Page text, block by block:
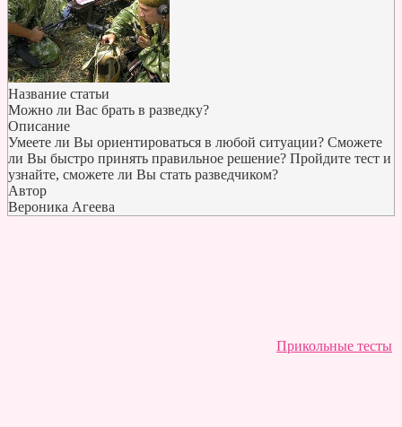
Название статьи
Можно ли Вас брать в разведку?
Описание
Умеете ли Вы ориентироваться в любой ситуации? Сможете
ли Вы быстро принять правильное решение? Пройдите тест и
узнайте, сможете ли Вы стать разведчиком?
Автор
Вероника Агеева
Прикольные тесты